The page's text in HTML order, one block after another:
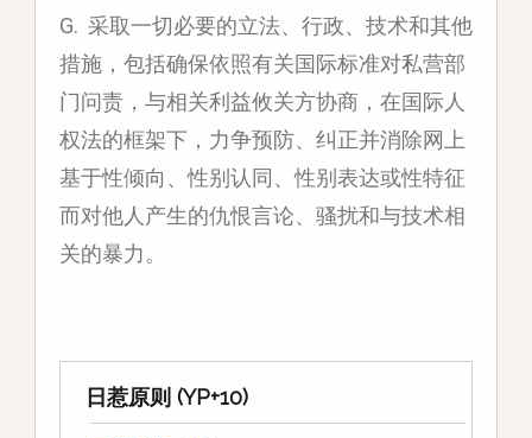
G. 采取一切必要的立法、行政、技术和其他
措施，包括确保依照有关国际标准对私营部
门问责，与相关利益攸关方协商，在国际人
权法的框架下，力争预防、纠正并消除网上
基于性倾向、性别认同、性别表达或性特征
而对他人产生的仇恨言论、骚扰和与技术相
关的暴力。
日惹原则 (YP+10)